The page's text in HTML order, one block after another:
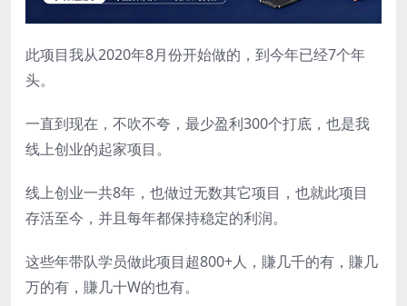
此项目我从2020年8月份开始做的，到今年已经7个年
头。
一直到现在，不吹不夸，最少盈利300个打底，也是我
线上创业的起家项目。
线上创业一共8年，也做过无数其它项目，也就此项目
存活至今，并且每年都保持稳定的利润。
这些年带队学员做此项目超800+人，賺几千的有，賺几
万的有，賺几十W的也有。